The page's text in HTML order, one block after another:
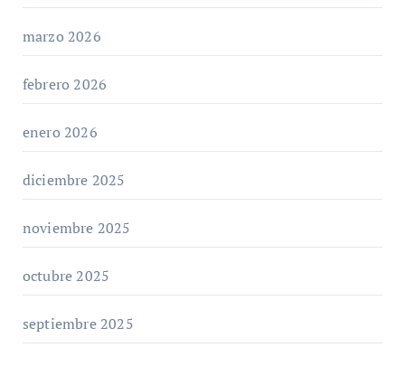
marzo 2026
febrero 2026
enero 2026
diciembre 2025
noviembre 2025
octubre 2025
septiembre 2025